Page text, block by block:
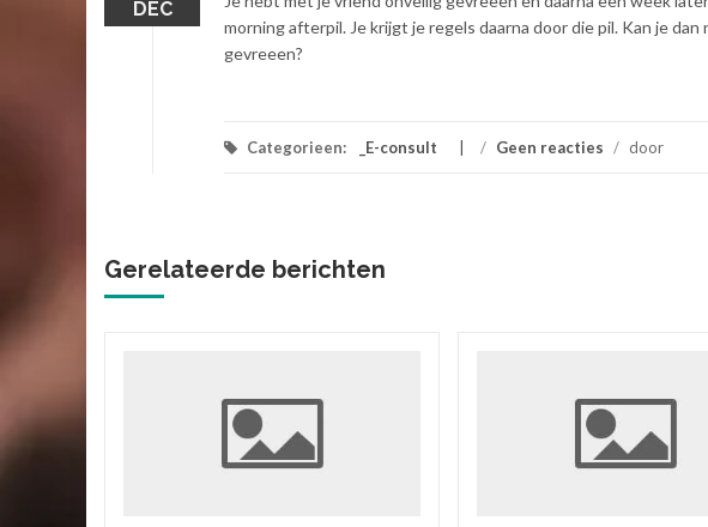
DEC
morning afterpil. Je krijgt je regels daarna door die pil. Kan je
gevreeen?
Categorieen: _E-consult / Geen reacties / door
Gerelateerde berichten